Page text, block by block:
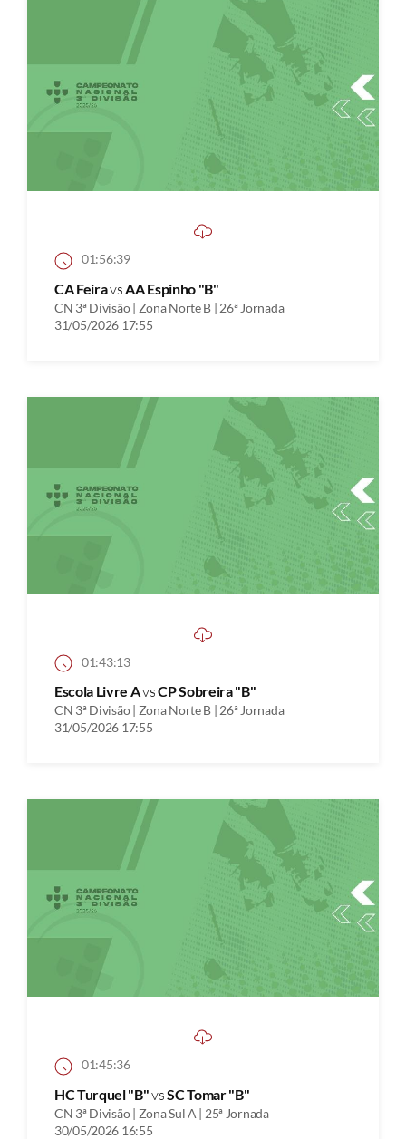
01:56:39
CA FeiravsAA Espinho "B"
CN 3ª Divisão | Zona Norte B | 26ª Jornada
31/05/2026 17:55
01:43:13
Escola Livre AvsCP Sobreira "B"
CN 3ª Divisão | Zona Norte B | 26ª Jornada
31/05/2026 17:55
01:45:36
HC Turquel "B"vsSC Tomar "B"
CN 3ª Divisão | Zona Sul A | 25ª Jornada
30/05/2026 16:55